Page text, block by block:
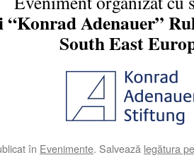
Adenauer”
South East
în Evenimente. Salvează legătura